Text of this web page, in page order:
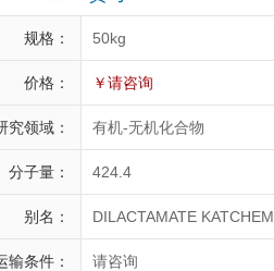
Plastics Milenia Biotec
Pall Lonza
Active Motif
规格： 50kg
价格： ￥请咨询
究领域： 有机-无机化合物
分子量： 424.4
别名： DILACTAMATE KATCHEM
输条件： 请咨询